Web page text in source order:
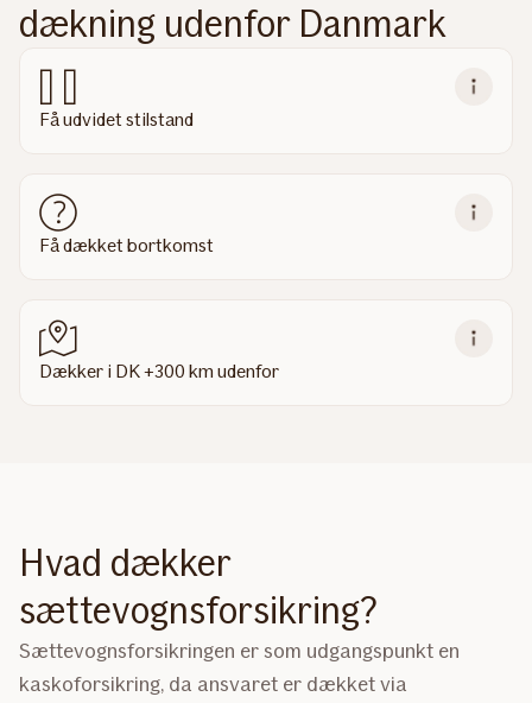
dækning udenfor Danmark
Få udvidet stilstand
Få dækket bortkomst
Dækker i DK +300 km udenfor
Hvad dækker
sættevognsforsikring?
Sættevognsforsikringen er som udgangspunkt en
kaskoforsikring, da ansvaret er dækket via